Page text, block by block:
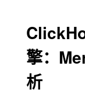
擎：
析